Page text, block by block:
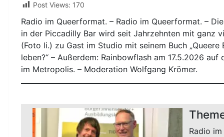
Post Views: 170
Radio im Queerformat. – Radio im Queerformat. –
in der Piccadilly Bar wird seit Jahrzehnten mit ganz
(Foto li.) zu Gast im Studio mit seinem Buch
leben?“ – Außerdem: Rainbowflash am 17.5.2026
im Metropolis. – Moderation Wolfgang Krömer.
Radio